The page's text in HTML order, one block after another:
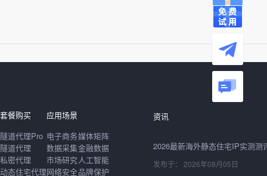
套餐购买
隧道代理Pro
隧道代理
私密代理
动态住宅代理
应用场景
电子商务
数据采集
市场研究
网络安全
媒体矩阵
金融数据
人工智能
品牌保护
资讯
发布于： 2026年08月05日
发布于： 2026年08月05日